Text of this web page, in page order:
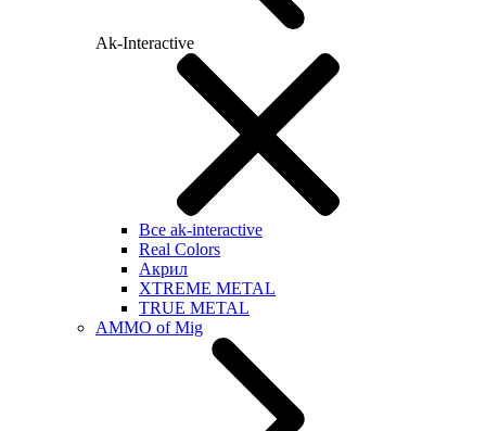
Ak-Interactive
Все ak-interactive
Real Colors
Акрил
XTREME METAL
TRUE METAL
AMMO of Mig